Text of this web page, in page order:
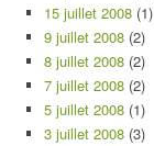
15 juillet 2008 (1)
9 juillet 2008 (2)
8 juillet 2008 (2)
7 juillet 2008 (2)
5 juillet 2008 (1)
3 juillet 2008 (3)